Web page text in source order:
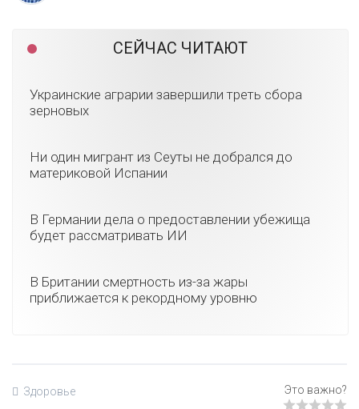
СЕЙЧАС ЧИТАЮТ
Украинские аграрии завершили треть сбора
зерновых
Ни один мигрант из Сеуты не добрался до
материковой Испании
В Германии дела о предоставлении убежища
будет рассматривать ИИ
В Британии смертность из-за жары
приближается к рекордному уровню
Здоровье